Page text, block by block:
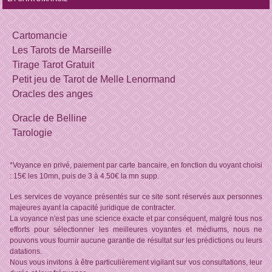
Cartomancie
Les Tarots de Marseille
Tirage Tarot Gratuit
Petit jeu de Tarot de Melle Lenormand
Oracles des anges
Oracle de Belline
Tarologie
*Voyance en privé, paiement par carte bancaire, en fonction du voyant choisi
: 15€ les 10mn, puis de 3 à 4.50€ la mn supp.
Les services de voyance présentés sur ce site sont réservés aux personnes
majeures ayant la capacité juridique de contracter.
La voyance n'est pas une science exacte et par conséquent, malgré tous nos
efforts pour sélectionner les meilleures voyantes et médiums, nous ne
pouvons vous fournir aucune garantie de résultat sur les prédictions ou leurs
datations.
Nous vous invitons à être particulièrement vigilant sur vos consultations, leur